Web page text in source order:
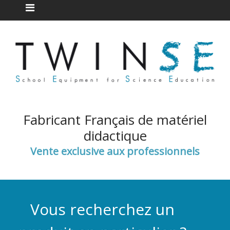
Fabricant Français de matériel
didactique
Vente exclusive aux professionnels
Vous recherchez un